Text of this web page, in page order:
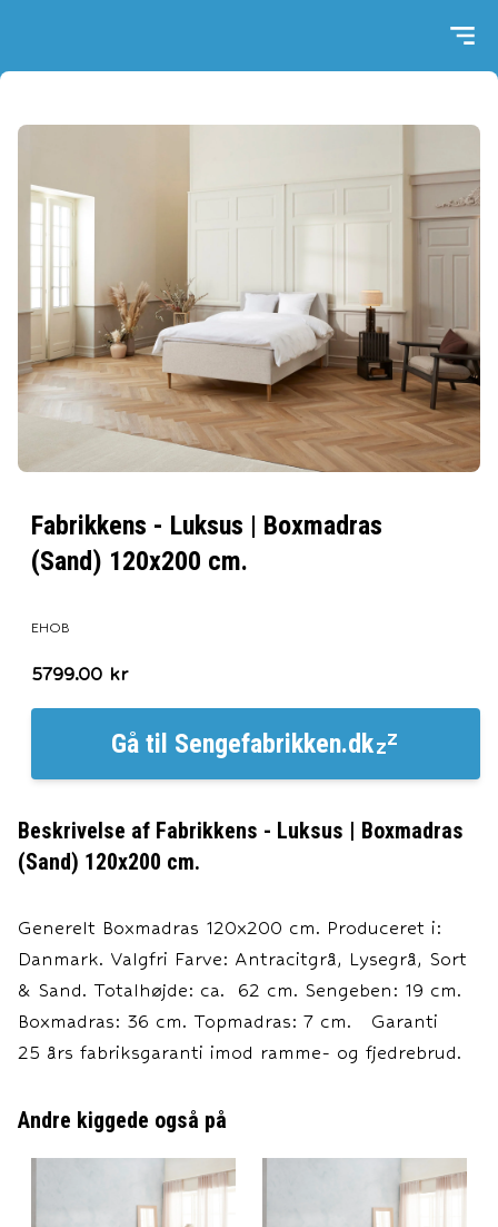
Fabrikkens - Luksus | Boxmadras
(Sand) 120x200 cm.
EHOB
5799.00 kr
Gå til Sengefabrikken.dk
Beskrivelse af Fabrikkens - Luksus | Boxmadras
(Sand) 120x200 cm.
Generelt Boxmadras 120x200 cm. Produceret i:
Danmark. Valgfri Farve: Antracitgrå, Lysegrå, Sort
& Sand. Totalhøjde: ca. 62 cm. Sengeben: 19 cm.
Boxmadras: 36 cm. Topmadras: 7 cm. Garanti
25 års fabriksgaranti imod ramme- og fjedrebrud.
Andre kiggede også på